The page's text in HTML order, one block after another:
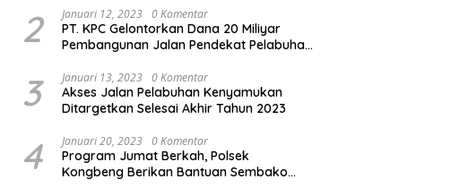
2 Januari 12, 2023 0 Komentar
PT. KPC Gelontorkan Dana 20 Miliyar
Pembangunan Jalan Pendekat Pelabuhan
3 Januari 13, 2023 0 Komentar
Akses Jalan Pelabuhan Kenyamukan
Ditargetkan Selesai Akhir Tahun 2023
4 Januari 20, 2023 0 Komentar
Program Jumat Berkah, Polsek
Kongbeng Berikan Bantuan Sembako